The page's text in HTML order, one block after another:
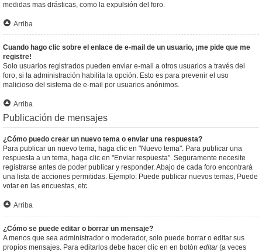
medidas mas drásticas, como la expulsión del foro.
Arriba
Cuando hago clic sobre el enlace de e-mail de un usuario, ¡me pide que me
registre!
Solo usuarios registrados pueden enviar e-mail a otros usuarios a través del
foro, si la administración habilita la opción. Esto es para prevenir el uso
malicioso del sistema de e-mail por usuarios anónimos.
Arriba
Publicación de mensajes
¿Cómo puedo crear un nuevo tema o enviar una respuesta?
Para publicar un nuevo tema, haga clic en "Nuevo tema". Para publicar una
respuesta a un tema, haga clic en "Enviar respuesta". Seguramente necesite
registrarse antes de poder publicar y responder. Abajo de cada foro encontrará
una lista de acciones permitidas. Ejemplo: Puede publicar nuevos temas, Puede
votar en las encuestas, etc.
Arriba
¿Cómo se puede editar o borrar un mensaje?
A menos que sea administrador o moderador, solo puede borrar o editar sus
propios mensajes. Para editarlos debe hacer clic en en botón editar(a veces